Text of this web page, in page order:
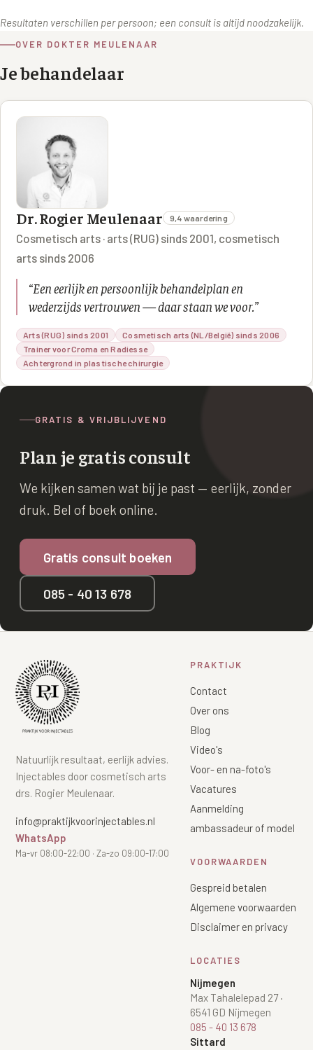
Resultaten verschillen per persoon; een consult is altijd noodzakelijk.
OVER DOKTER MEULENAAR
Je behandelaar
Dr. Rogier Meulenaar 9,4 waardering
Cosmetisch arts · arts (RUG) sinds 2001, cosmetisch
arts sinds 2006
“Een eerlijk en persoonlijk behandelplan en
wederzijds vertrouwen — daar staan we voor.”
Arts (RUG) sinds 2001
Cosmetisch arts (NL/België) sinds 2006
Trainer voor Croma en Radiesse
Achtergrond in plastische chirurgie
GRATIS & VRIJBLIJVEND
Plan je gratis consult
We kijken samen wat bij je past — eerlijk, zonder
druk. Bel of boek online.
Gratis consult boeken
085 - 40 13 678
Natuurlijk resultaat, eerlijk advies.
Injectables door cosmetisch arts
drs. Rogier Meulenaar.
info@praktijkvoorinjectables.nl
WhatsApp
Ma-vr 08:00-22:00 · Za-zo 09:00-17:00
PRAKTIJK
Contact
Over ons
Blog
Video's
Voor- en na-foto's
Vacatures
Aanmelding
ambassadeur of model
VOORWAARDEN
Gespreid betalen
Algemene voorwaarden
Disclaimer en privacy
LOCATIES
Nijmegen
Max Tahalelepad 27·
6541 GD Nijmegen
085 - 40 13 678
Sittard